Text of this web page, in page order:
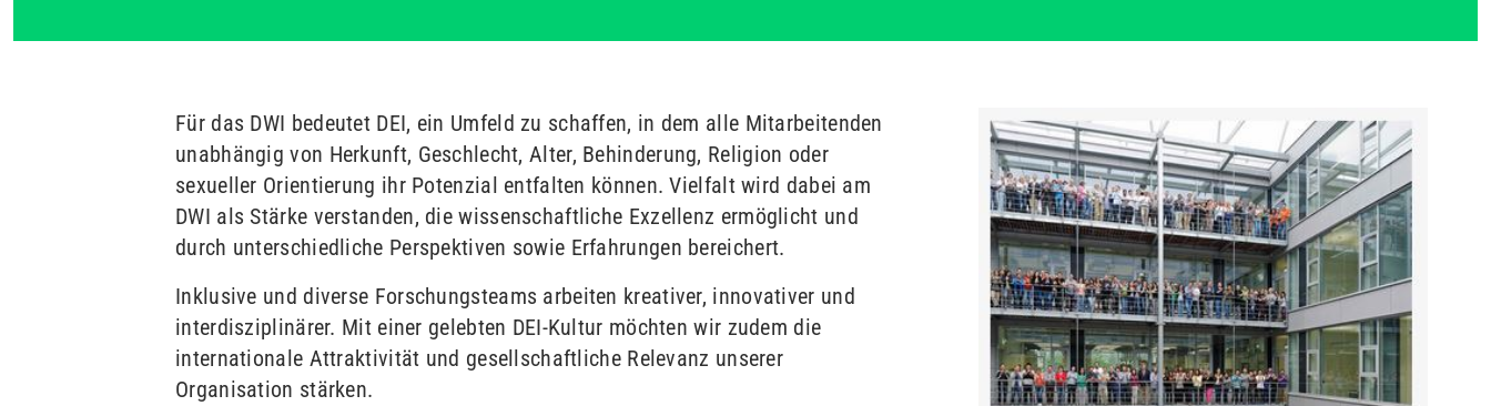
Für das DWI bedeutet DEI, ein Umfeld zu schaffen, in dem alle Mitarbeitenden
unabhängig von Herkunft, Geschlecht, Alter, Behinderung, Religion oder
sexueller Orientierung ihr Potenzial entfalten können. Vielfalt wird dabei am
DWI als Stärke verstanden, die wissenschaftliche Exzellenz ermöglicht und
durch unterschiedliche Perspektiven sowie Erfahrungen bereichert.
Inklusive und diverse Forschungsteams arbeiten kreativer, innovativer und
interdisziplinärer. Mit einer gelebten DEI-Kultur möchten wir zudem die
internationale Attraktivität und gesellschaftliche Relevanz unserer
Organisation stärken.